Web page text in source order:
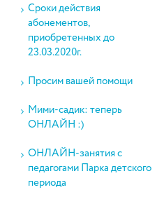
Сроки действия
абонементов,
приобретенных до
23.03.2020г.
Просим вашей помощи
Мими-садик: теперь
ОНЛАЙН :)
ОНЛАЙН-занятия с
педагогами Парка детского
периода